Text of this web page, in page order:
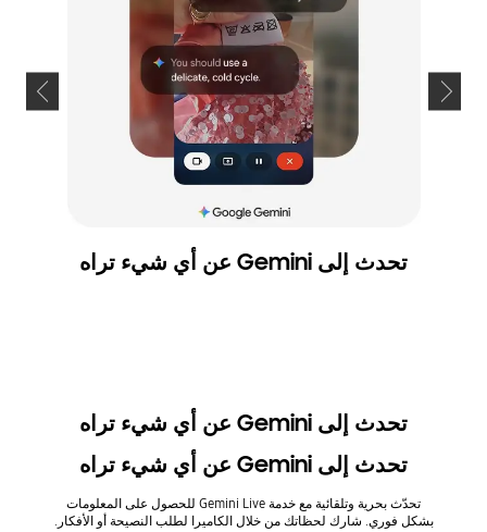
تحدث إلى Gemini عن أي شيء تراه
تحدث إلى Gemini عن أي شيء تراه
تحدث إلى Gemini عن أي شيء تراه
تحدّث بحرية وتلقائية مع خدمة Gemini Live للحصول على المعلومات
بشكل فوري. شارك لحظاتك من خلال الكاميرا لطلب النصيحة أو الأفكار.